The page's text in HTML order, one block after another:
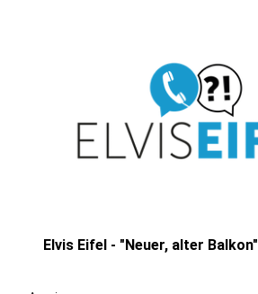
Elvis Eifel - "Neuer, alter Balkon"